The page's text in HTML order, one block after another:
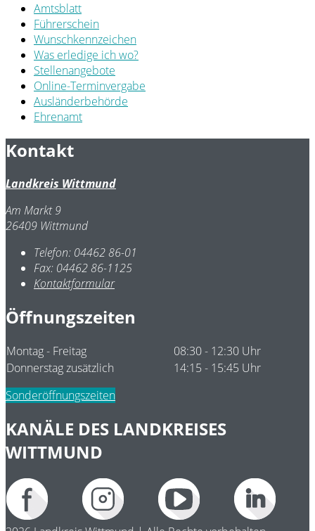
Amtsblatt
Führerschein
Wunschkennzeichen
Was erledige ich wo?
Stellenangebote
Online-Terminvergabe
Ausländerbehörde
Ehrenamt
Kontakt
Landkreis Wittmund
Am Markt 9
26409 Wittmund
Telefon: 04462 86-01
Fax: 04462 86-1125
Kontaktformular
Öffnungszeiten
Montag - Freitag
08:30 - 12:30 Uhr
Donnerstag zusätzlich
14:15 - 15:45 Uhr
Sonderöffnungszeiten
KANÄLE DES LANDKREISES
WITTMUND